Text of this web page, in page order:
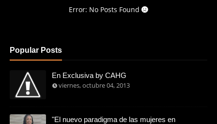
Error: No Posts Found
Popular Posts
En Exclusiva by CAHG
viernes, octubre 04, 2013
"El nuevo paradigma de las mujeres en